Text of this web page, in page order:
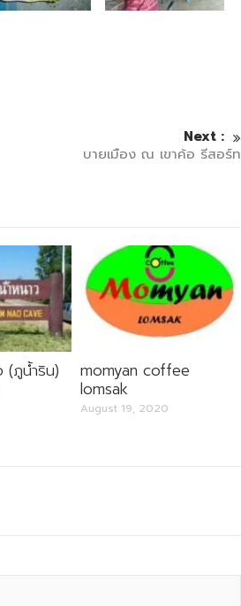
Next :
บายเมือง ณ เขาค้อ รีสอร์ท
(ภูน้ำริน)
momyan coffee
lomsak
August 19, 2020